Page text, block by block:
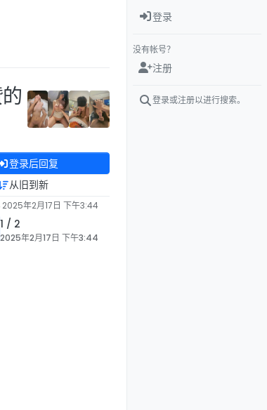
登录后回复
从旧到新
2025年2月17日 下午3:44
1 / 2
2025年2月17日 下午3:44
登录
没有帐号？
注册
登录或注册以进行搜索。